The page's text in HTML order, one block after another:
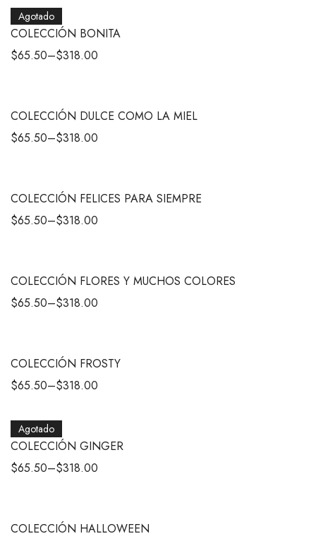
Agotado
COLECCIÓN BONITA
$65.50–$318.00
COLECCIÓN DULCE COMO LA MIEL
$65.50–$318.00
COLECCIÓN FELICES PARA SIEMPRE
$65.50–$318.00
COLECCIÓN FLORES Y MUCHOS COLORES
$65.50–$318.00
COLECCIÓN FROSTY
$65.50–$318.00
Agotado
COLECCIÓN GINGER
$65.50–$318.00
COLECCIÓN HALLOWEEN